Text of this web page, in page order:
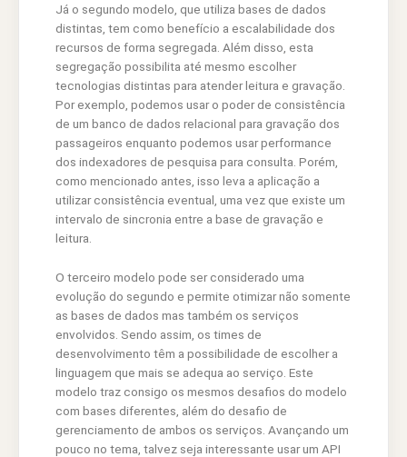
Já o segundo modelo, que utiliza bases de dados
distintas, tem como benefício a escalabilidade dos
recursos de forma segregada. Além disso, esta
segregação possibilita até mesmo escolher
tecnologias distintas para atender leitura e gravação.
Por exemplo, podemos usar o poder de consistência
de um banco de dados relacional para gravação dos
passageiros enquanto podemos usar performance
dos indexadores de pesquisa para consulta. Porém,
como mencionado antes, isso leva a aplicação a
utilizar consistência eventual, uma vez que existe um
intervalo de sincronia entre a base de gravação e
leitura.
O terceiro modelo pode ser considerado uma
evolução do segundo e permite otimizar não somente
as bases de dados mas também os serviços
envolvidos. Sendo assim, os times de
desenvolvimento têm a possibilidade de escolher a
linguagem que mais se adequa ao serviço. Este
modelo traz consigo os mesmos desafios do modelo
com bases diferentes, além do desafio de
gerenciamento de ambos os serviços. Avançando um
pouco no tema, talvez seja interessante usar um API